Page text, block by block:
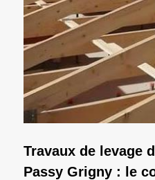
Travaux de levage
Passy Grigny : le